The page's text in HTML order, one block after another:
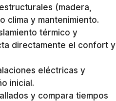
(madera,
clima y mantenimiento.
térmico y
directamente el confort y
eléctricas y
inicial.
y compara tiempos